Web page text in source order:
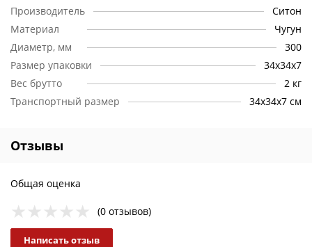
Производитель
Ситон
Материал
Чугун
Диаметр, мм
300
Размер упаковки
34х34х7
Вес брутто
2 кг
Транспортный размер
34х34х7 см
Отзывы
Общая оценка
(0 отзывов)
Написать отзыв